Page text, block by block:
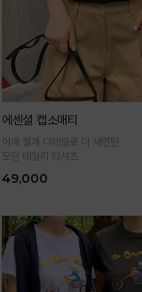
에센셜 캡소매티
어깨 절개 디테일로 더 세련된
모던 데일리 티셔츠
49,000